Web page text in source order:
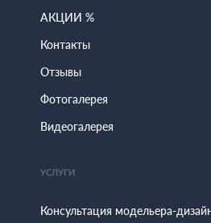
АКЦИИ %
Контакты
Отзывы
Фотогалерея
Видеогалерея
УСЛУГИ
Консультация модельера-